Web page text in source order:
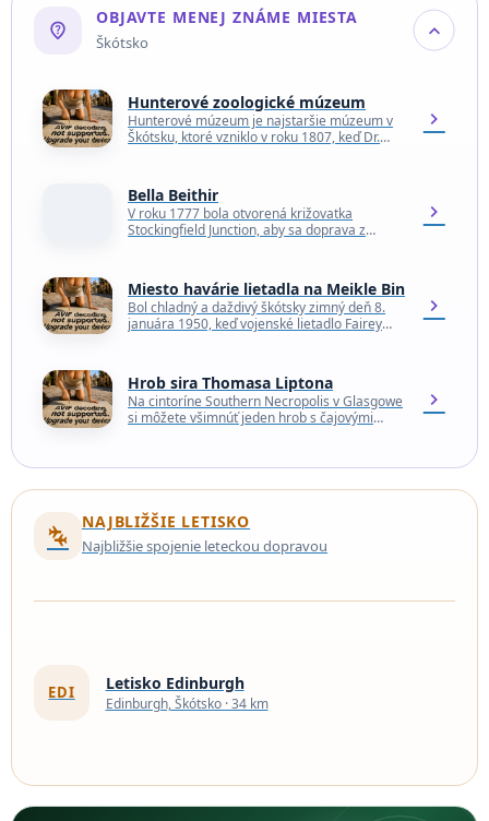
not_listed_location
OBJAVTE MENEJ ZNÁME MIESTA
Škótsko expand_more
Hunterové zoologické múzeum
Hunterové múzeum je najstaršie múzeum v
Škótsku, ktoré vzniklo v roku 1807, keď Dr.
chevron_right
Bella Beithir
V roku 1777 bola otvorená križovatka
Stockingfield Junction, aby sa doprava z
chevron_right
Miesto havárie lietadla na Meikle Bin
Bol chladný a daždivý škótsky zimný deň 8.
januára 1950, keď vojenské lietadlo Fairey
chevron_right
Hrob sira Thomasa Liptona
Na cintoríne Southern Necropolis v Glasgowe
si môžete všimnúť jeden hrob s čajovými
chevron_right
connecting_airports
NAJBLIŽŠIE LETISKO
Najbližšie spojenie leteckou dopravou
EDI Letisko Edinburgh
Edinburgh, Škótsko · 34 km